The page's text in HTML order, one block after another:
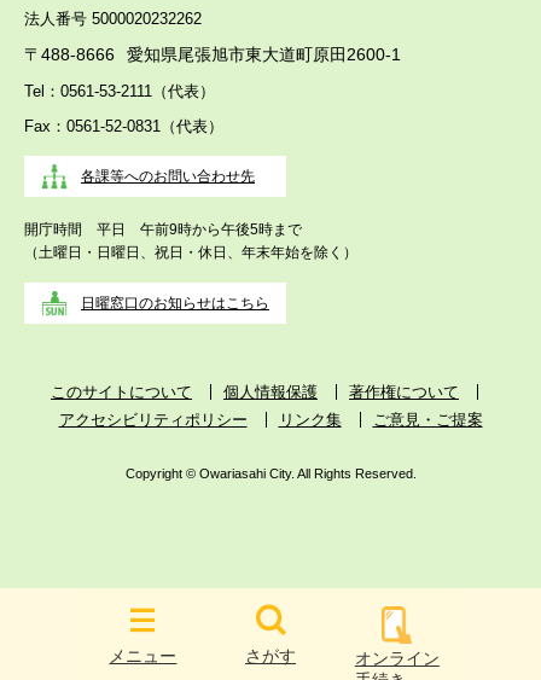
メニュー さがす
オンライン
法人番号 5000020232262
〒488-8666 愛知県尾張旭市東大道町原田2600-1
Tel：0561-53-2111（代表）
Fax：0561-52-0831（代表）
各課等へのお問い合わせ先
開庁時間 平日 午前9時から午後5時まで
（土曜日・日曜日、祝日・休日、年末年始を除く）
日曜窓口のお知らせはこちら
このサイトについて 個人情報保護
著作権について
アクセシビリティポリシー
リンク集 ご意見・ご提案
Copyright © Owariasahi City. All Rights Reserved.